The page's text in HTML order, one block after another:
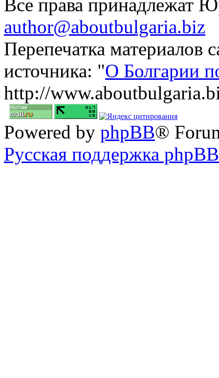
Все права принадлежат
author@aboutbulgaria.biz
Перепечатка материалов
источника: "О Болгарии
http://
Powered by phpBB®
Русская поддержка phpBB